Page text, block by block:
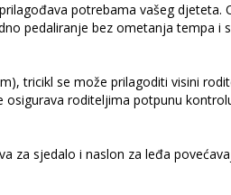
potrebama vašeg
pedaliranje bez ometanja tempa i
tricikl se može prilagoditi visini
roditeljima potpunu
za sjedalo i naslon za leđa